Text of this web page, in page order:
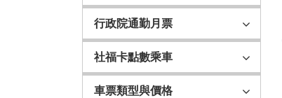
行政院通勤月票
社福卡點數乘車
車票類型與價格